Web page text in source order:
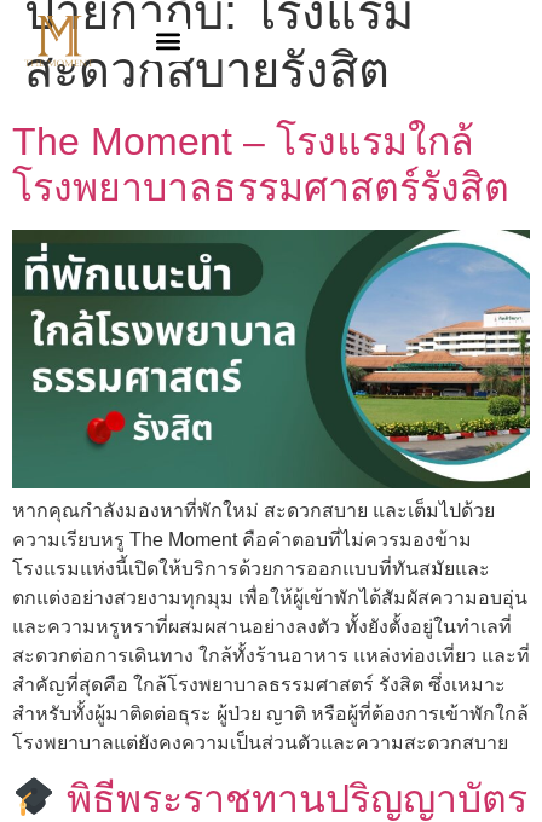
ป้ายกำกับ: โรงแรม
สะดวกสบายรังสิต
The Moment – โรงแรมใกล้
โรงพยาบาลธรรมศาสตร์รังสิต
หากคุณกำลังมองหาที่พักใหม่ สะดวกสบาย และเต็มไปด้วย
ความเรียบหรู The Moment คือคำตอบที่ไม่ควรมองข้าม
โรงแรมแห่งนี้เปิดให้บริการด้วยการออกแบบที่ทันสมัยและ
ตกแต่งอย่างสวยงามทุกมุม เพื่อให้ผู้เข้าพักได้สัมผัสความอบอุ่น
และความหรูหราที่ผสมผสานอย่างลงตัว ทั้งยังตั้งอยู่ในทำเลที่
สะดวกต่อการเดินทาง ใกล้ทั้งร้านอาหาร แหล่งท่องเที่ยว และที่
สำคัญที่สุดคือ ใกล้โรงพยาบาลธรรมศาสตร์ รังสิต ซึ่งเหมาะ
สำหรับทั้งผู้มาติดต่อธุระ ผู้ป่วย ญาติ หรือผู้ที่ต้องการเข้าพักใกล้
โรงพยาบาลแต่ยังคงความเป็นส่วนตัวและความสะดวกสบาย
พิธีพระราชทานปริญญาบัตร